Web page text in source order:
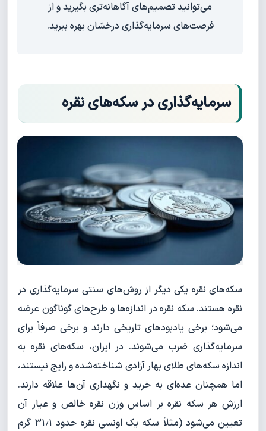
می‌توانید تصمیم‌های آگاهانه‌تری بگیرید و از
فرصت‌های سرمایه‌گذاری درخشان بهره ببرید.
سرمایه‌گذاری در سکه‌های نقره
سکه‌های نقره یکی دیگر از روش‌های سنتی سرمایه‌گذاری در
نقره هستند. سکه نقره در اندازه‌ها و طرح‌های گوناگون عرضه
می‌شود؛ برخی یادبودهای تاریخی دارند و برخی صرفاً برای
سرمایه‌گذاری ضرب می‌شوند. در ایران، سکه‌های نقره به
اندازه سکه‌های طلای بهار آزادی شناخته‌شده و رایج نیستند،
اما همچنان عده‌ای به خرید و نگهداری آن‌ها علاقه دارند.
ارزش هر سکه نقره بر اساس وزن نقره خالص و عیار آن
تعیین می‌شود (مثلاً سکه یک اونسی نقره حدود ۳۱٫۱ گرم